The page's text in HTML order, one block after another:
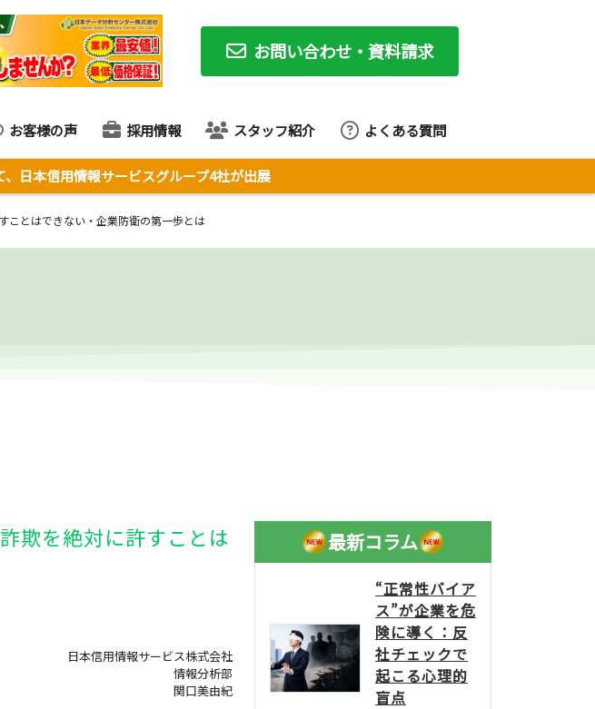
お問い合わせ・資料請求
お客様の声 採用情報 スタッフ紹介 よくある質問
、日本信用情報サービスグループ4社が出展
とはできない・企業防衛の第一歩とは
欺を絶対に許すことは
日本信用情報サービス株式会社
情報分析部
関口美由紀
最新コラム
“正常性バイア
ス”が企業を危
険に導く：反
社チェックで
起こる心理的
盲点